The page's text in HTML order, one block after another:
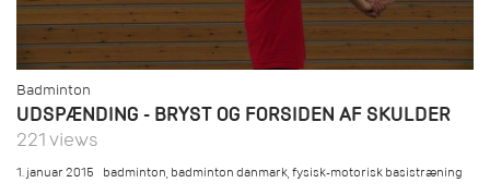
Badminton
UDSPÆNDING - BRYST OG FORSIDEN AF SKULDER
221 views
1. januar 2015 badminton,badminton danmark,fysisk-motorisk basistræning